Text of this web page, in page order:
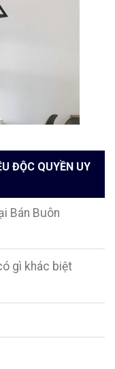
ĐỘC QUYỀN UY
Bán Buôn
gì khác biệt